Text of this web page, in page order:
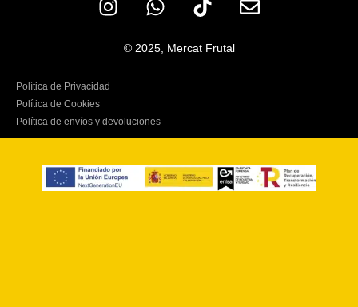
© 2025, Mercat Frutal
Política de Privacidad
Política de Cookies
Política de envíos y devoluciones